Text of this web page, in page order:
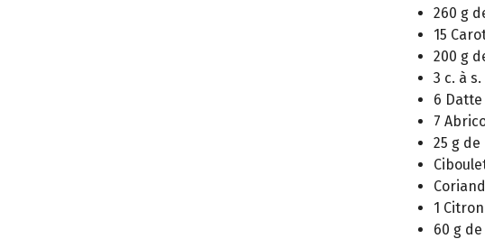
260 g
15
200 g
3 c. à
6 Datte
7
25 g de
1 Citron
60 g